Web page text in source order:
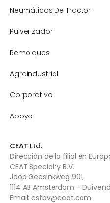
Neumáticos De Tractor
Pulverizador
Remolques
Agroindustrial
Corporativo
Apoyo
CEAT Ltd.
Dirección de la filial en
CEAT Specialty B.V.
Joop Geesinkweg 901,
1114 AB Amsterdam –
Email: cstbv@ceat.com